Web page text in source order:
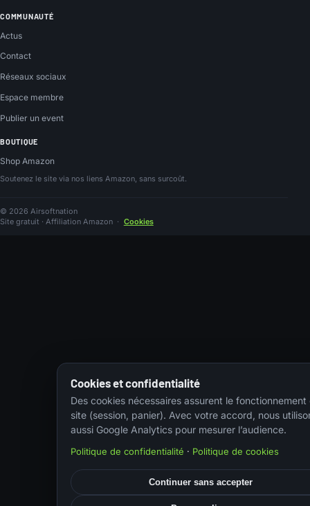
COMMUNAUTÉ
Actus
Contact
Réseaux sociaux
Espace membre
Publier un event
BOUTIQUE
Shop Amazon
Soutenez le site via nos liens Amazon, sans surcoût.
© 2026 Airsoftnation
Site gratuit · Affiliation Amazon · Cookies
Cookies et confidentialité
Des cookies nécessaires assurent le fonctionnement
site (session, panier). Avec votre accord, nous
aussi Google Analytics pour mesurer l’audience.
Politique de confidentialité · Politique de cookies
Continuer sans accepter